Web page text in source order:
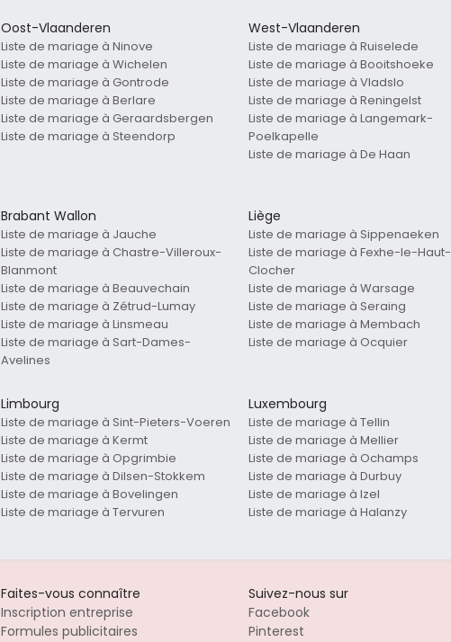
Oost-Vlaanderen
Liste de mariage à Ninove
Liste de mariage à Wichelen
Liste de mariage à Gontrode
Liste de mariage à Berlare
Liste de mariage à Geraardsbergen
Liste de mariage à Steendorp
West-Vlaanderen
Liste de mariage à Ruiselede
Liste de mariage à Booitshoeke
Liste de mariage à Vladslo
Liste de mariage à Reningelst
Liste de mariage à Langemark-
Poelkapelle
Liste de mariage à De Haan
Brabant Wallon
Liste de mariage à Jauche
Liste de mariage à Chastre-Villeroux-
Blanmont
Liste de mariage à Beauvechain
Liste de mariage à Zétrud-Lumay
Liste de mariage à Linsmeau
Liste de mariage à Sart-Dames-
Avelines
Liège
Liste de mariage à Sippenaeken
Liste de mariage à Fexhe-le-Haut-
Clocher
Liste de mariage à Warsage
Liste de mariage à Seraing
Liste de mariage à Membach
Liste de mariage à Ocquier
Limbourg
Liste de mariage à Sint-Pieters-Voeren
Liste de mariage à Kermt
Liste de mariage à Opgrimbie
Liste de mariage à Dilsen-Stokkem
Liste de mariage à Bovelingen
Liste de mariage à Tervuren
Luxembourg
Liste de mariage à Tellin
Liste de mariage à Mellier
Liste de mariage à Ochamps
Liste de mariage à Durbuy
Liste de mariage à Izel
Liste de mariage à Halanzy
Faites-vous connaître
Inscription entreprise
Formules publicitaires
Suivez-nous sur
Facebook
Pinterest